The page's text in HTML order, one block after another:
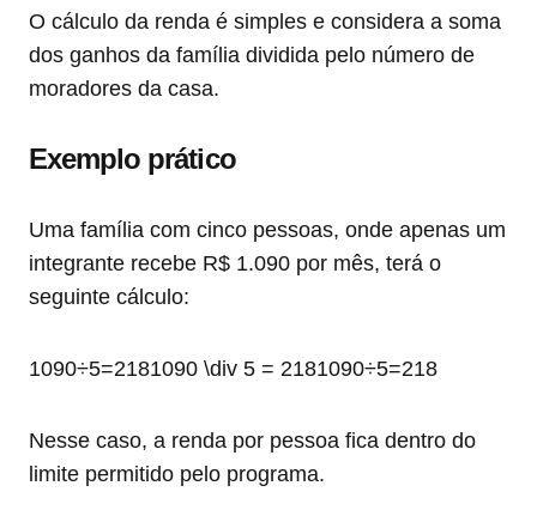
O cálculo da renda é simples e considera a soma
dos ganhos da família dividida pelo número de
moradores da casa.
Exemplo prático
Uma família com cinco pessoas, onde apenas um
integrante recebe R$ 1.090 por mês, terá o
seguinte cálculo:
1090÷5=2181090 \div 5 = 2181090÷5=218
Nesse caso, a renda por pessoa fica dentro do
limite permitido pelo programa.